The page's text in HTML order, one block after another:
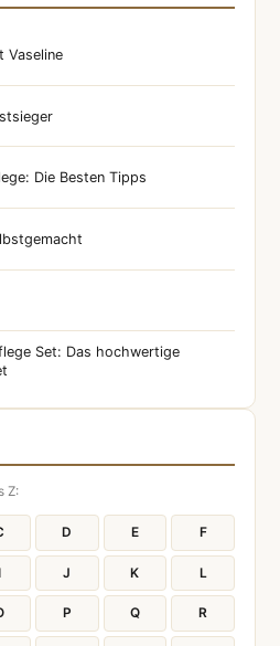
Vaseline
Die Besten Tipps
Set: Das hochwertige
Z:
D E F
J K L
P Q R